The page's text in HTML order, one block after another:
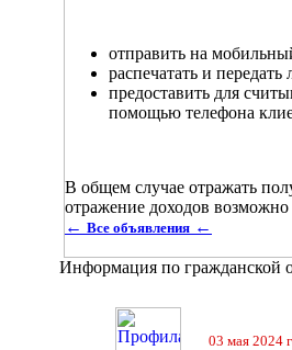
отправить на
распечатать и передать
предоставить для
помощью телефона
В общем случае отражать
отражение доходов
← Все объявления ←
Информация по гражданской
03 мая 2024